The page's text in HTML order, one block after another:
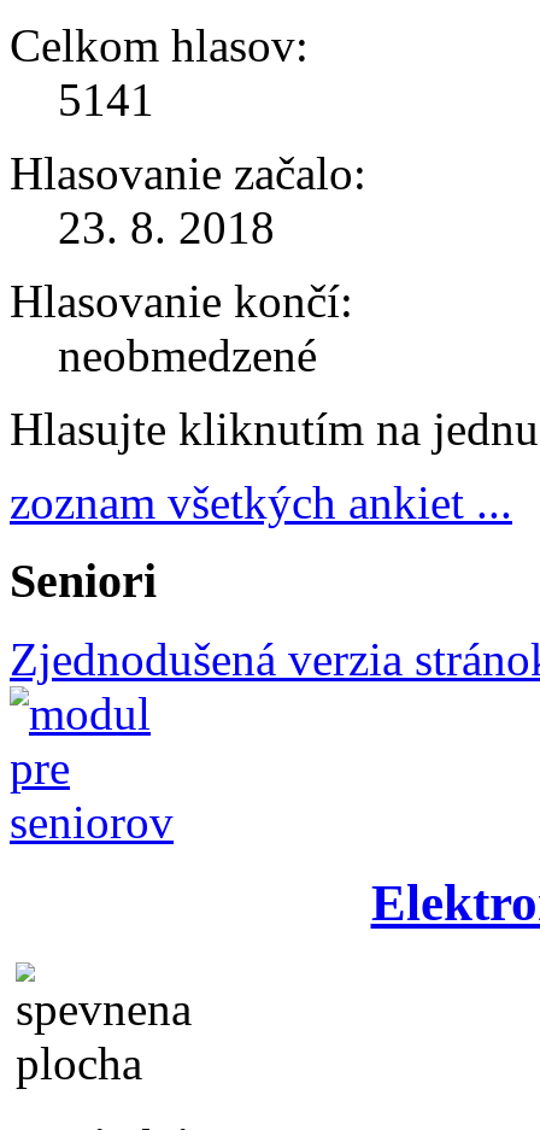
Celkom hlasov:
5141
Hlasovanie začalo:
23. 8. 2018
Hlasovanie končí:
neobmedzené
Hlasujte kliknutím na
zoznam všetkých ankiet ...
Seniori
Zjednodušená verzia